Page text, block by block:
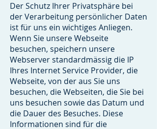
Der Schutz Ihrer Privatsphäre bei
der Verarbeitung persönlicher Daten
ist für uns ein wichtiges Anliegen.
Wenn Sie unsere Webseite
besuchen, speichern unsere
Webserver standardmässig die IP
Ihres Internet Service Provider, die
Webseite, von der aus Sie uns
besuchen, die Webseiten, die Sie bei
uns besuchen sowie das Datum und
die Dauer des Besuches. Diese
Informationen sind für die